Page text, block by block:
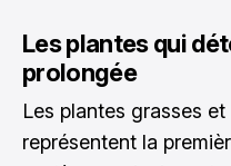
Les plantes qui
prolongée
Les plantes grasses
représentent la